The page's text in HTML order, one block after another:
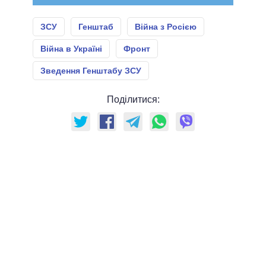
ЗСУ Генштаб Війна з Росією
Війна в Україні Фронт
Зведення Генштабу ЗСУ
Поділитися: